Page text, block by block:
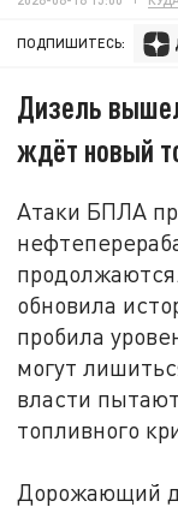
ПОДПИШИТЕСЬ:
Дизель
ждёт новый
Атаки БПЛА
обновила
пробила
могут
власти
топливного
Дорожающий